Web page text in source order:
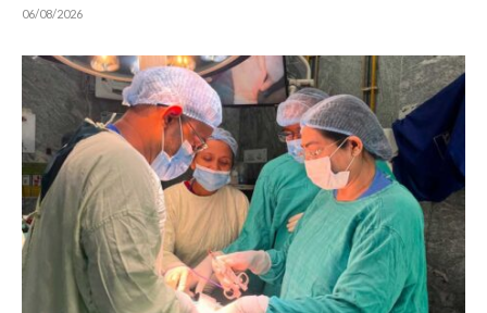
06/08/2026